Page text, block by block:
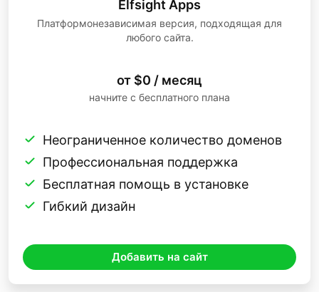
Elfsight Apps
Платформонезависимая версия, подходящая для
любого сайта.
от $0 / месяц
начните с бесплатного плана
Неограниченное количество доменов
Профессиональная поддержка
Бесплатная помощь в установке
Гибкий дизайн
Добавить на сайт